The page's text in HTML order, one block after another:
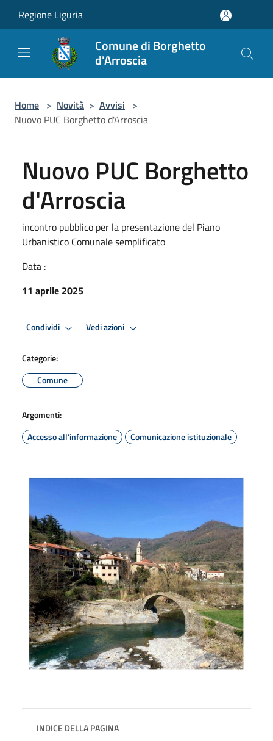
Regione Liguria
Comune di Borghetto
d'Arroscia
Home > Novità > Avvisi >
Nuovo PUC Borghetto d'Arroscia
Nuovo PUC Borghetto
d'Arroscia
incontro pubblico per la presentazione del Piano
Urbanistico Comunale semplificato
Data :
11 aprile 2025
Condividi Vedi azioni
Categorie:
Comune
Argomenti:
Accesso all'informazione
Comunicazione istituzionale
INDICE DELLA PAGINA